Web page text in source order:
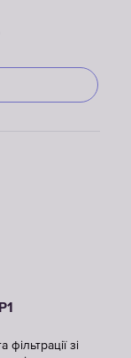
зі